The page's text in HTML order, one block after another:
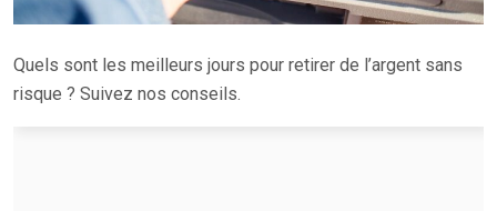
Quels sont les meilleurs jours pour retirer de l’argent sans
risque ? Suivez nos conseils.